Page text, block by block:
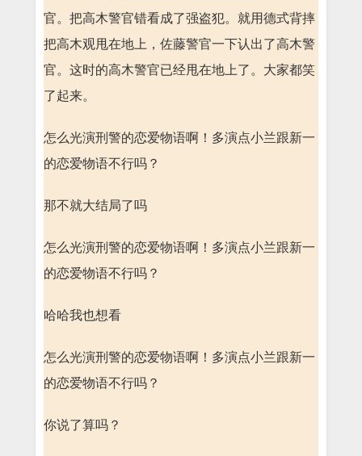
官。把高木警官错看成了强盗犯。就用德式背摔
把高木观甩在地上，佐藤警官一下认出了高木警
官。这时的高木警官已经甩在地上了。大家都笑
了起来。
怎么光演刑警的恋爱物语啊！多演点小兰跟新一
的恋爱物语不行吗？
那不就大结局了吗
怎么光演刑警的恋爱物语啊！多演点小兰跟新一
的恋爱物语不行吗？
哈哈我也想看
怎么光演刑警的恋爱物语啊！多演点小兰跟新一
的恋爱物语不行吗？
你说了算吗？